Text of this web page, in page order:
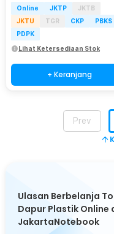
Online JKTP
JKTB
JKTU
TGR CKP
PBKS
PDPK
Lihat Ketersediaan Stok
+ Keranjang
Prev
Ulasan Berbelanja
Dapur Plastik Online
JakartaNotebook